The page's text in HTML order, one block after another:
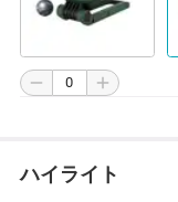
ハイライト